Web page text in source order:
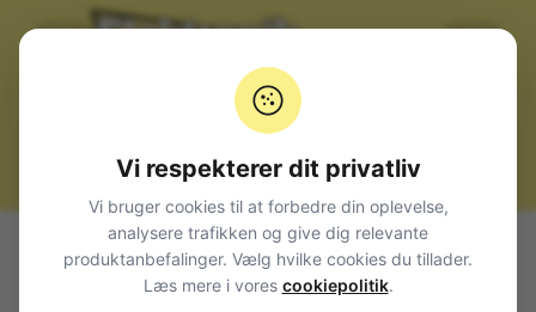
Produkter Komponenter
Vi respekterer dit privatliv
Vi bruger cookies til at forbedre din oplevelse,
analysere trafikken og give dig relevante
produktanbefalinger. Vælg hvilke cookies du tillader.
Læs mere i vores cookiepolitik.